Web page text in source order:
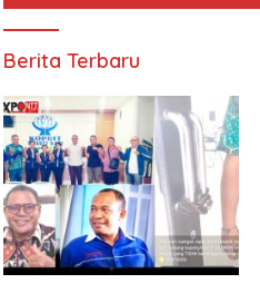
Expo
Berita Terbaru